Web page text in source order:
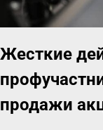
Жесткие
продажи